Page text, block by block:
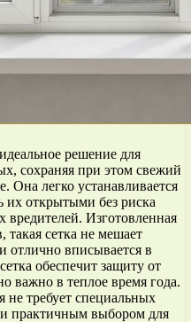
решение для
сохраняя при этом свежий
Она легко устанавливается
их открытыми без риска
вредителей. Изготовленная
сетка не мешает
отлично вписывается в
обеспечит защиту от
важно в теплое время года.
не требует специальных
практичным выбором для